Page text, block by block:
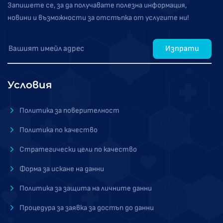
Запишете се, за да получавате полезна информация,
новини и възможности за отстъпка от услугите ни!
Изпрати
Условия
Политика за поверителност
Политика по качество
Стратегически цели по качество
Форма за искане на данни
Политика за защита на личните данни
Процедура за заявка за достъп до данни